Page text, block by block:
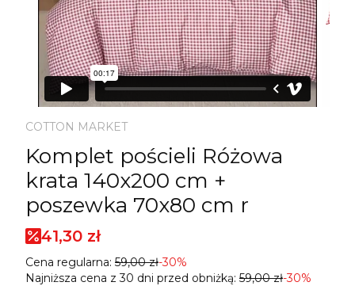
COTTON MARKET
Komplet pościeli Różowa
krata 140x200 cm +
poszewka 70x80 cm r
41,30 zł
Cena regularna: 59,00 zł-30%
Najniższa cena z 30 dni przed obniżką: 59,00 zł-30%